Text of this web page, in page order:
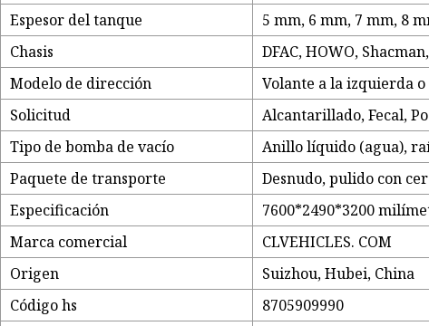
Espesor del tanque
5 mm, 6 mm, 7 mm, 8
Chasis
DFAC, HOWO,
Modelo de dirección
Volante a la izquierda
Solicitud
Alcantarillado, Fecal,
Tipo de bomba de vacío
Anillo líquido (agua),
Paquete de transporte
Desnudo, pulido con
Especificación
7600*2490*3200
Marca comercial
CLVEHICLES. COM
Origen
Suizhou, Hubei, China
Código hs
8705909990